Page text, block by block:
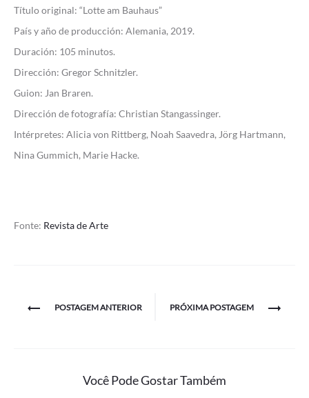
Título original: “Lotte am Bauhaus”
País y año de producción: Alemania, 2019.
Duración: 105 minutos.
Dirección: Gregor Schnitzler.
Guion: Jan Braren.
Dirección de fotografía: Christian Stangassinger.
Intérpretes: Alicia von Rittberg, Noah Saavedra, Jörg Hartmann,
Nina Gummich, Marie Hacke.
Fonte: Revista de Arte
Navegação
POSTAGEM ANTERIOR PRÓXIMA POSTAGEM
Você Pode Gostar Também